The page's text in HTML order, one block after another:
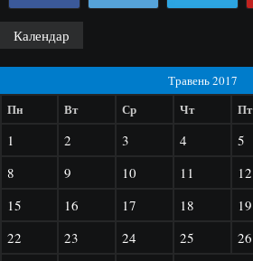
Календар
Травень 2017
Пн Вт Ср Чт Пт
1 2 3 4 5
8
9 10 11 12
15
16 17 18 19
22
23 24 25 26